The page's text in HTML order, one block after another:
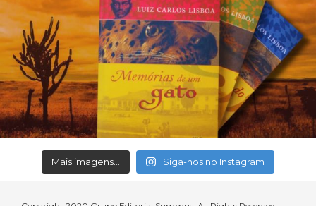
Mais imagens... Siga-nos no Instagram